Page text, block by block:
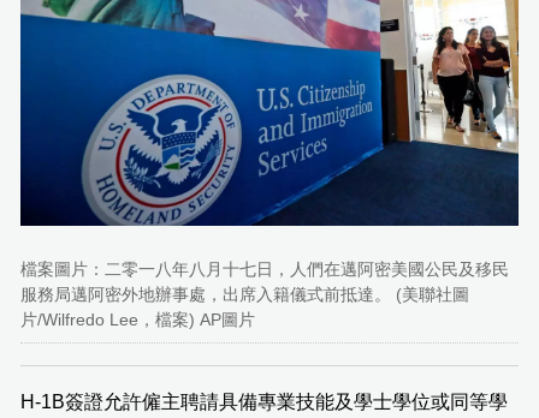
檔案圖片：二零一八年八月十七日，人們在邁阿密美國公民及移民
服務局邁阿密外地辦事處，出席入籍儀式前抵達。 (美聯社圖
片/Wilfredo Lee，檔案) AP圖片
H-1B簽證允許僱主聘請具備專業技能及學士學位或同等學